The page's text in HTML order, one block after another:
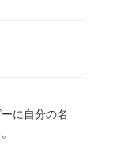
に自分の名